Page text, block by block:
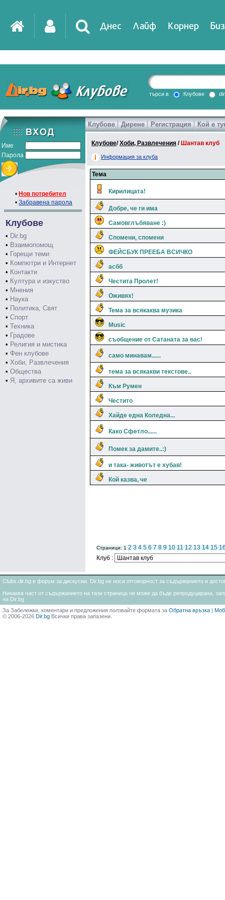
Днес Лайф Корнер
DirTV Impressio
Games
търси в Клубове
Име
Парола
• Нов потребител
• Забравена парола
Клубове
• Dir.bg
• Взаимопомощ
• Горещи теми
• Компютри и Интернет
• Контакти
• Култура и изкуство
• Мнения
• Наука
• Политика, Свят
• Спорт
• Техника
• Градове
• Религия и мистика
• Фен клубове
• Хоби, Развлечения
• Общества
• Я, архивите са живи
Клубове Дирене Регистрация Кой е
Клубове/Хоби, Развлечения / Шантав клуб
Информация за клуба
Тема
Кирилицата!
Добре, че ги има
Самовглъбяване :)
Спомени, спомени
ФЕЙСБУК ПРЕЕБА ВСИЧКО
асбб
Честита Пролет!
Оживях!
Тема за всякаква музика
Music
съобщение от Сатаната за вас!
само минавам......
тема за всякакви текстове..
Към Румен
Честито
Хайде една Коледна...
Како Сфетло......
Помек за дамите..:)
и така- животът е хубав!
Кой казва, че
Страници: 1 2 3 4 5 6 7 8 9 10 11 12 13 14 15
Клуб :
Clubs.dir.bg е форум за дискусии. Dir.bg не носи отговорност за съдържанието и
Никаква част от съдържанието на тази страница не може да бъде репродуцирана,
на Dir.bg
За Забележки, коментари и предложения ползвайте формата за Обратна връзка |
© 2006-2026 Dir.bg Всички права запазени.